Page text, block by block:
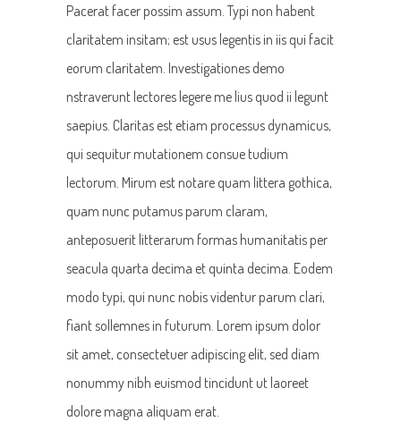
Pacerat facer possim assum. Typi non habent
claritatem insitam; est usus legentis in iis qui facit
eorum claritatem. Investigationes demo
nstraverunt lectores legere me lius quod ii legunt
saepius. Claritas est etiam processus dynamicus,
qui sequitur mutationem consue tudium
lectorum. Mirum est notare quam littera gothica,
quam nunc putamus parum claram,
anteposuerit litterarum formas humanitatis per
seacula quarta decima et quinta decima. Eodem
modo typi, qui nunc nobis videntur parum clari,
fiant sollemnes in futurum. Lorem ipsum dolor
sit amet, consectetuer adipiscing elit, sed diam
nonummy nibh euismod tincidunt ut laoreet
dolore magna aliquam erat.